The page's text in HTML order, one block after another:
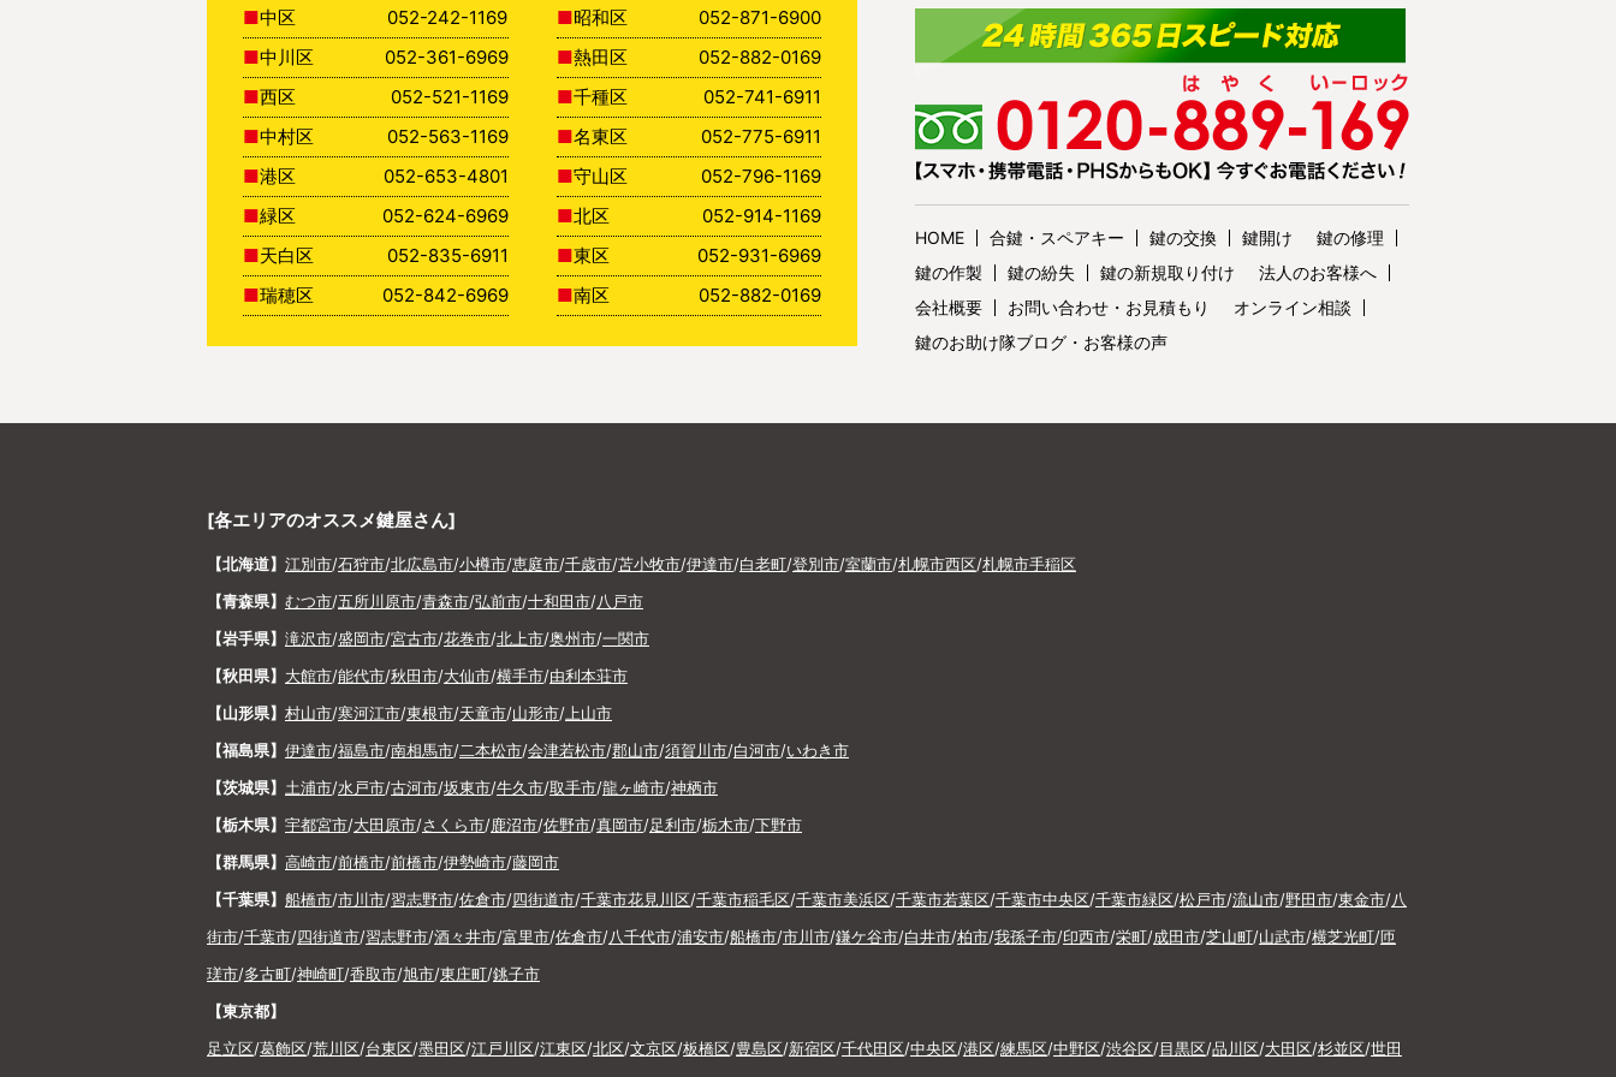
HOME 合鍵・スペアキー 鍵の交換 鍵開け
鍵の修理
鍵の作製
鍵の紛失 鍵の新規取り付け
法人のお客様へ
会社概要
お問い合わせ・お見積もり
オンライン相談
鍵のお助け隊ブログ・お客様の声
中区
052-242-1169
中川区
052-361-6969
西区
052-521-1169
中村区
052-563-1169
港区
052-653-4801
緑区
052-624-6969
天白区
052-835-6911
瑞穂区
052-842-6969
昭和区
052-871-6900
熱田区
052-882-0169
千種区
052-741-6911
名東区
052-775-6911
守山区
052-796-1169
北区
052-914-1169
東区
052-931-6969
南区
052-882-0169
[各エリアのオススメ鍵屋さん]
【北海道】 江別市/石狩市/北広島市/小樽市/恵庭市/千歳市/苫小牧市/伊達市/白老町/登別市/室蘭市/札幌市西区/札幌市手稲区
【青森県】 むつ市/五所川原市/青森市/弘前市/十和田市/八戸市
【岩手県】 滝沢市/盛岡市/宮古市/花巻市/北上市/奥州市/一関市
【秋田県】 大館市/能代市/秋田市/大仙市/横手市/由利本荘市
【山形県】 村山市/寒河江市/東根市/天童市/山形市/ 上山市
【福島県】 伊達市/福島市/南相馬市/二本松市/会津若松市/郡山市/須賀川市/白河市/いわき市
【茨城県】 土浦市/水戸市/古河市/坂東市/牛久市/取手市/龍ヶ崎市/神栖市
【栃木県】 宇都宮市/大田原市/さくら市/鹿沼市/佐野市/真岡市/足利市/栃木市/下野市
【群馬県】 高崎市/前橋市/前橋市/伊勢崎市/藤岡市
【千葉県】 船橋市/市川市/習志野市/佐倉市/四街道市/千葉市花見川区/千葉市稲毛区/千葉市美浜区/千葉市若葉区/千葉市中央区/千葉市緑区/松戸市/流山市/野田市/東金市/八
街市/千葉市/四街道市/習志野市/酒々井市/富里市/佐倉市/八千代市/浦安市/船橋市/市川市/鎌ケ谷市/白井市/柏市/我孫子市/印西市/栄町/成田市/芝山町/山武市/横芝光町/匝
瑳市/多古町/神崎町/香取市/旭市/東庄町/銚子市
【東京都】
足立区/葛飾区/荒川区/台東区/墨田区/江戸川区/江東区/北区/文京区/板橋区/豊島区/新宿区/千代田区/中央区/港区/練馬区/中野区/渋谷区/目黒区/品川区/大田区/杉並区/世田